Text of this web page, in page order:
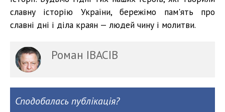
славну історію України, бережімо пам'ять про
славні дні і діла краян — людей чину і молитви.
Роман ІВАСІВ
Сподобалась публікація?